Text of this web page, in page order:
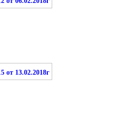
от 13.02.2018г